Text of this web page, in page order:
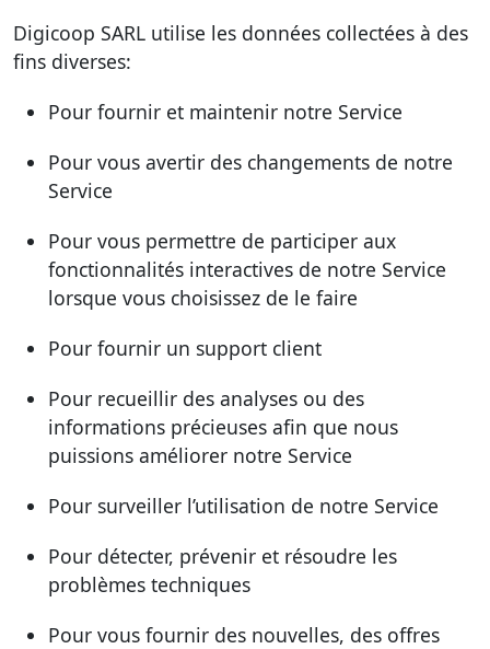
Digicoop SARL utilise les données collectées à des
fins diverses:
Pour fournir et maintenir notre Service
Pour vous avertir des changements de notre
Service
Pour vous permettre de participer aux
fonctionnalités interactives de notre Service
lorsque vous choisissez de le faire
Pour fournir un support client
Pour recueillir des analyses ou des
informations précieuses afin que nous
puissions améliorer notre Service
Pour surveiller l’utilisation de notre Service
Pour détecter, prévenir et résoudre les
problèmes techniques
Pour vous fournir des nouvelles, des offres